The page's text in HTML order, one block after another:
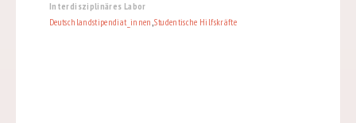
Interdisziplinäres Labor
Deutschlandstipendiat_innen,Studentische Hilfskräfte